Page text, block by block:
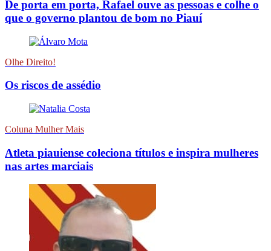
De porta em porta, Rafael ouve as pessoas e colhe o
que o governo plantou de bom no Piauí
Olhe Direito!
Os riscos de assédio
Coluna Mulher Mais
Atleta piauiense coleciona títulos e inspira mulheres
nas artes marciais